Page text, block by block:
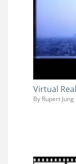
Virtual
By Rupert Jung